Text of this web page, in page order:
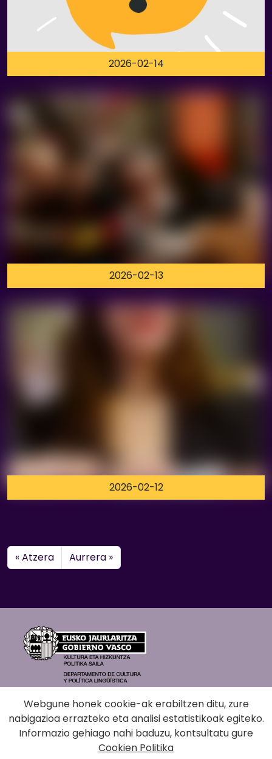
2026-02-14
2026-02-13
2026-02-12
« Atzera Aurrera »
Webgune honek cookie-ak erabiltzen ditu, zure
nabigazioa errazteko eta analisi estatistikoak egiteko.
Informazio gehiago nahi baduzu, kontsultatu gure
Cookien Politika